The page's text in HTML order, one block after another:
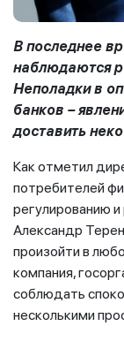
В последнее
наблюдаются
Неполадки в
банков –
доставить
Как отметил
потребителей
регулированию
Александр
произойти в
компания,
соблюдать
несколькими